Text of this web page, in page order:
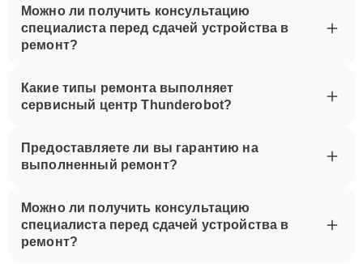
Можно ли получить консультацию
специалиста перед сдачей устройства в
ремонт?
Какие типы ремонта выполняет
сервисный центр Thunderobot?
Предоставляете ли вы гарантию на
выполненный ремонт?
Можно ли получить консультацию
специалиста перед сдачей устройства в
ремонт?